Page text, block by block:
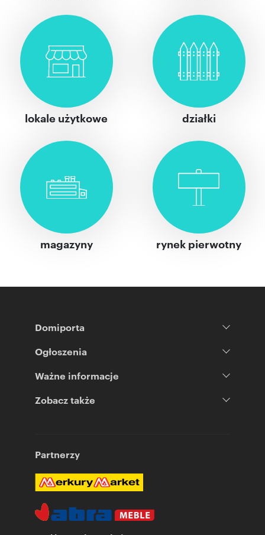
lokale użytkowe działki
magazyny rynek pierwotny
Domiporta
Ogłoszenia
Ważne informacje
Zobacz także
Partnerzy